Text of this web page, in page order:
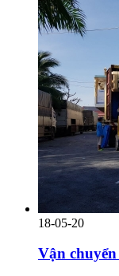
18-05-20
Vận